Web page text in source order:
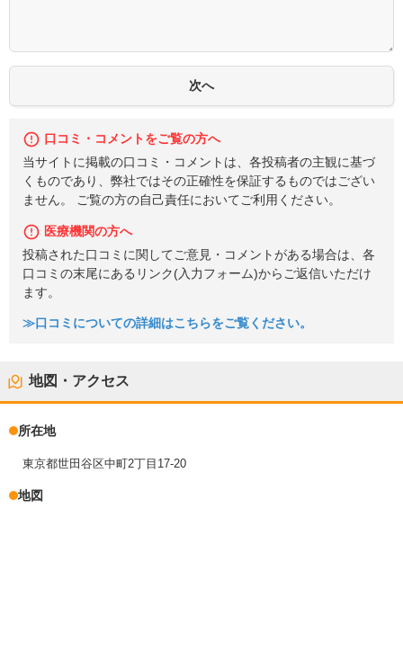
口コミ・コメントをご覧の方へ
当サイトに掲載の口コミ・コメントは、各投稿者の主観に基づ
くものであり、弊社ではその正確性を保証するものではござい
ません。 ご覧の方の自己責任においてご利用ください。
医療機関の方へ
投稿された口コミに関してご意見・コメントがある場合は、各
口コミの末尾にあるリンク(入力フォーム)からご返信いただけ
ます。
≫口コミについての詳細はこちらをご覧ください。
地図・アクセス
所在地
東京都世田谷区中町2丁目17-20
地図